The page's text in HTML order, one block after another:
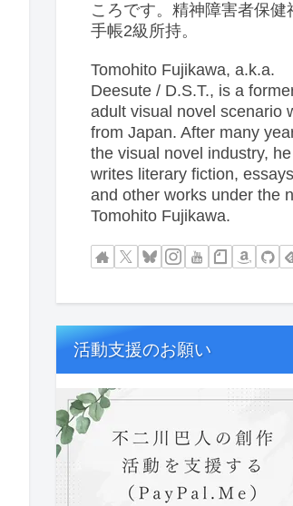
ころです。精神障害者保健
手帳2級所持。
Tomohito Fujikawa, a.k.a.
Deesute / D.S.T., is a
adult visual novel scenario
from Japan. After many
the visual novel industry,
writes literary fiction,
and other works under the
Tomohito Fujikawa.
活動支援のお願い